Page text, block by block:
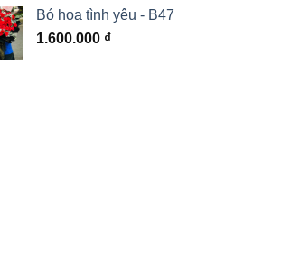
5 sao
Bó hoa tình yêu - B47
1.600.000 ₫